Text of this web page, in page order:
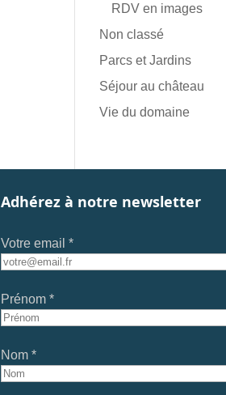
RDV en images
Non classé
Parcs et Jardins
Séjour au château
Vie du domaine
Adhérez à notre newsletter
Votre email *
Prénom *
Nom *